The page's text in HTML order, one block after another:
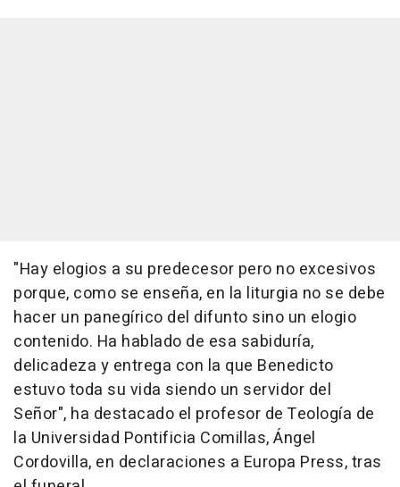
"Hay elogios a su predecesor pero no excesivos
porque, como se enseña, en la liturgia no se debe
hacer un panegírico del difunto sino un elogio
contenido. Ha hablado de esa sabiduría,
delicadeza y entrega con la que Benedicto
estuvo toda su vida siendo un servidor del
Señor", ha destacado el profesor de Teología de
la Universidad Pontificia Comillas, Ángel
Cordovilla, en declaraciones a Europa Press, tras